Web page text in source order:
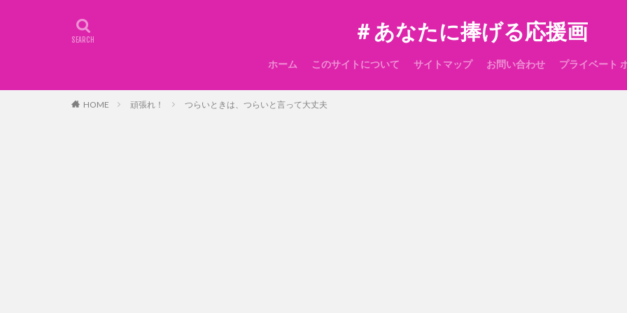
＃あなたに捧げる応援画
ホーム このサイトについて サイトマップ お問い合わせ プライベート
HOME 頑張れ！ つらいときは、つらいと言って大丈夫